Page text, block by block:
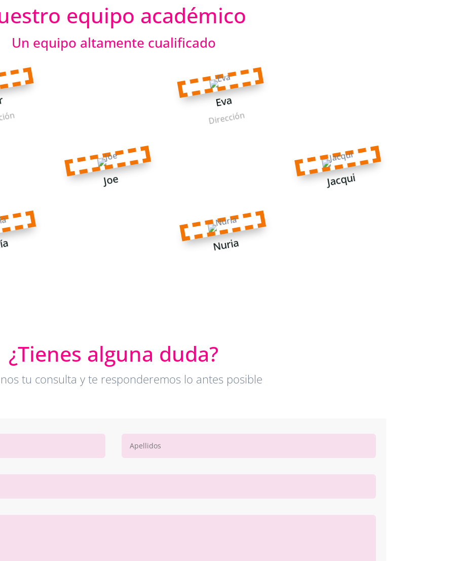
equipo académico
Un equipo altamente cualificado
Eva
Dirección
Joe Jacqui
Nuria
¿Tienes alguna duda?
tu consulta y te responderemos lo antes posible